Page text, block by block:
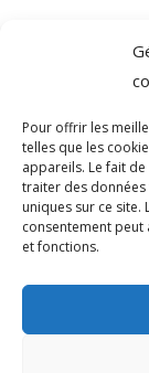
Pour offrir les
telles que les
appareils. Le fait
traiter des
uniques sur ce
consentement
et fonctions.
Direction de
comarquage